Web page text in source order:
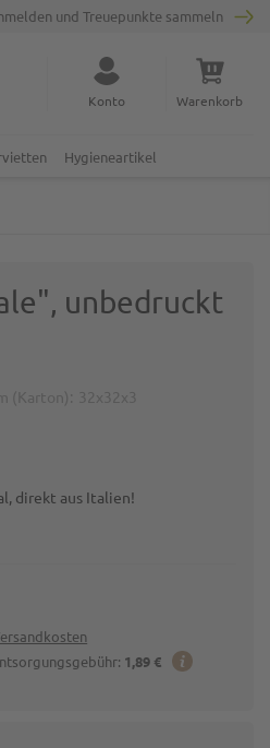
und Treuepunkte sammeln
Konto Warenkorb
Hygieneartikel
unbedruckt
direkt aus Italien!
1,89 €